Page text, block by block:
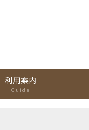
利用案内
Guide